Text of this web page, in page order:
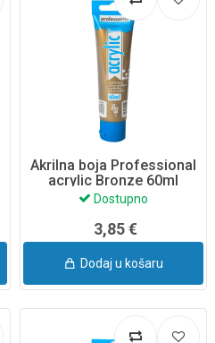
Akrilna boja Professional
acrylic Bronze 60ml
Dostupno
3,85 €
Dodaj u košaru